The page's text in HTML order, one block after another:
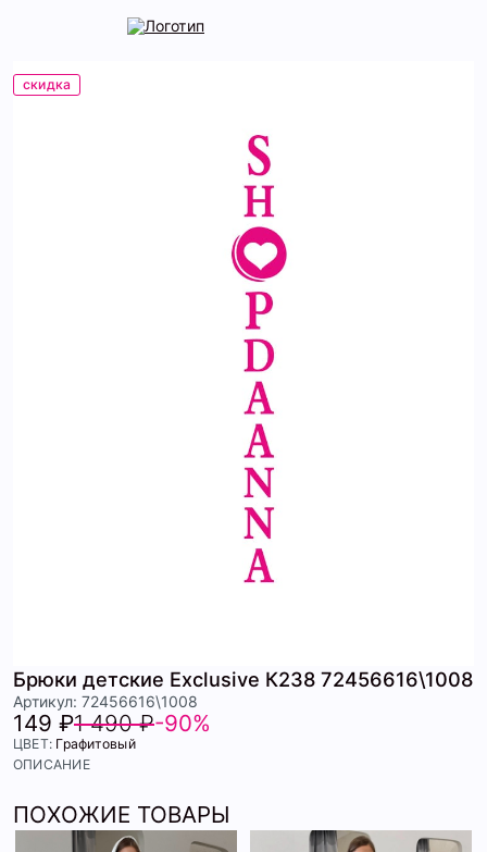
скидка
Брюки детские Exclusive К238 72456616\1008
Артикул: 72456616\1008
149 ₽1 490 ₽-90%
ЦВЕТ: Графитовый
ОПИСАНИЕ
ПОХОЖИЕ ТОВАРЫ